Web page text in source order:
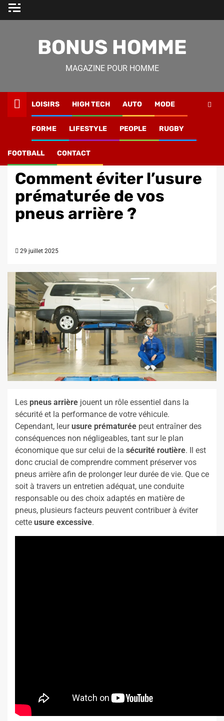
Skip
BONUS HOMME
MAGAZINE POUR HOMME
LOISIRS HIGH TECH AUTO MODE
FORME LIFESTYLE PEOPLE RUGBY
FOOTBALL CONTACT
prématurée de vos pneus arrière ?
Comment éviter l’usure
prématurée de vos
pneus arrière ?
29 juillet 2025
Les pneus arrière jouent un rôle essentiel dans la
sécurité et la performance de votre véhicule.
Cependant, leurusure prématurée peut entraîner des
conséquences non négligeables, tant sur le plan
économique que sur celui de la sécurité routière. Il est
donc crucial de comprendre comment préserver vos
pneus arrière afin de prolonger leur durée de vie. Que ce
soit à travers un entretien adéquat, une conduite
responsable ou des choix adaptés en matière de
pneus, plusieurs facteurs peuvent contribuer à éviter
cette usure excessive.